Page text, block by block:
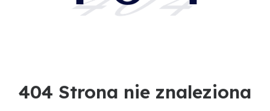
404 Strona nie znaleziona